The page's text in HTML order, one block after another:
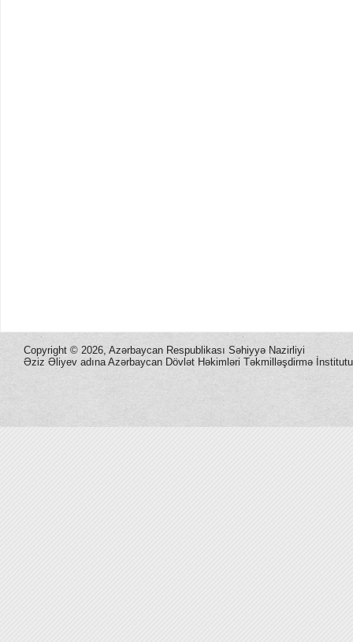
Copyright © 2026, Azərbaycan Respublikası Səhiyyə Nazirliyi
Əziz Əliyev adına Azərbaycan Dövlət Həkimləri Təkmilləşdirmə İnstitutu